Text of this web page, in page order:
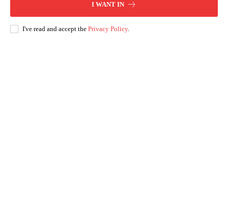
I WANT IN
I've read and accept the Privacy Policy.